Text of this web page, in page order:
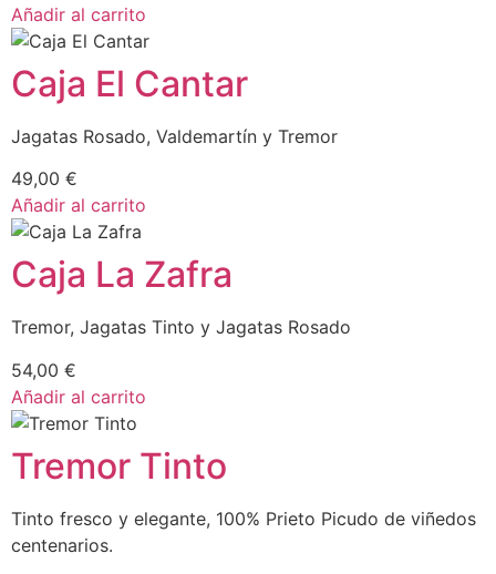
Añadir al carrito
Caja El Cantar
Jagatas Rosado, Valdemartín y Tremor
49,00 €
Añadir al carrito
Caja La Zafra
Tremor, Jagatas Tinto y Jagatas Rosado
54,00 €
Añadir al carrito
Tremor Tinto
Tinto fresco y elegante, 100% Prieto Picudo de viñedos
centenarios.